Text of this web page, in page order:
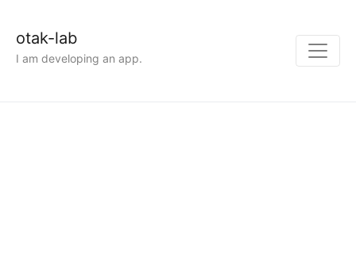
otak-lab
I am developing an app.